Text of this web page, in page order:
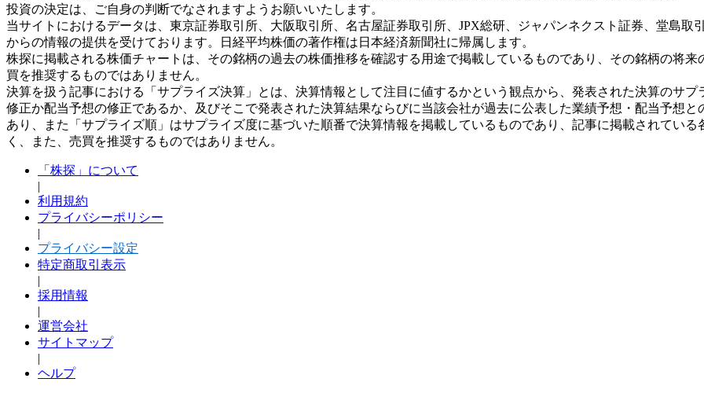
投資の決定は、ご自身の判断でなされますようお願いいたします。
当サイトにおけるデータは、東京証券取引所、大阪取引所、名古屋証券取引所、JPX総研、ジャパンネクスト証券、堂島取引
からの情報の提供を受けております。日経平均株価の著作権は日本経済新聞社に帰属します。
株探に掲載される株価チャートは、その銘柄の過去の株価推移を確認する用途で掲載しているものであり、その銘柄の将
買を推奨するものではありません。
決算を扱う記事における「サプライズ決算」とは、決算情報として注目に値するかという観点から、発表された決算のサ
修正か配当予想の修正であるか、及びそこで発表された決算結果ならびに当該会社が過去に公表した業績予想・配当予想
あり、また「サプライズ順」はサプライズ度に基づいた順番で決算情報を掲載しているものであり、記事に掲載されてい
く、また、売買を推奨するものではありません。
「株探」について
|
利用規約
プライバシーポリシー
|
プライバシー設定
特定商取引表示
|
採用情報
|
運営会社
サイトマップ
|
ヘルプ